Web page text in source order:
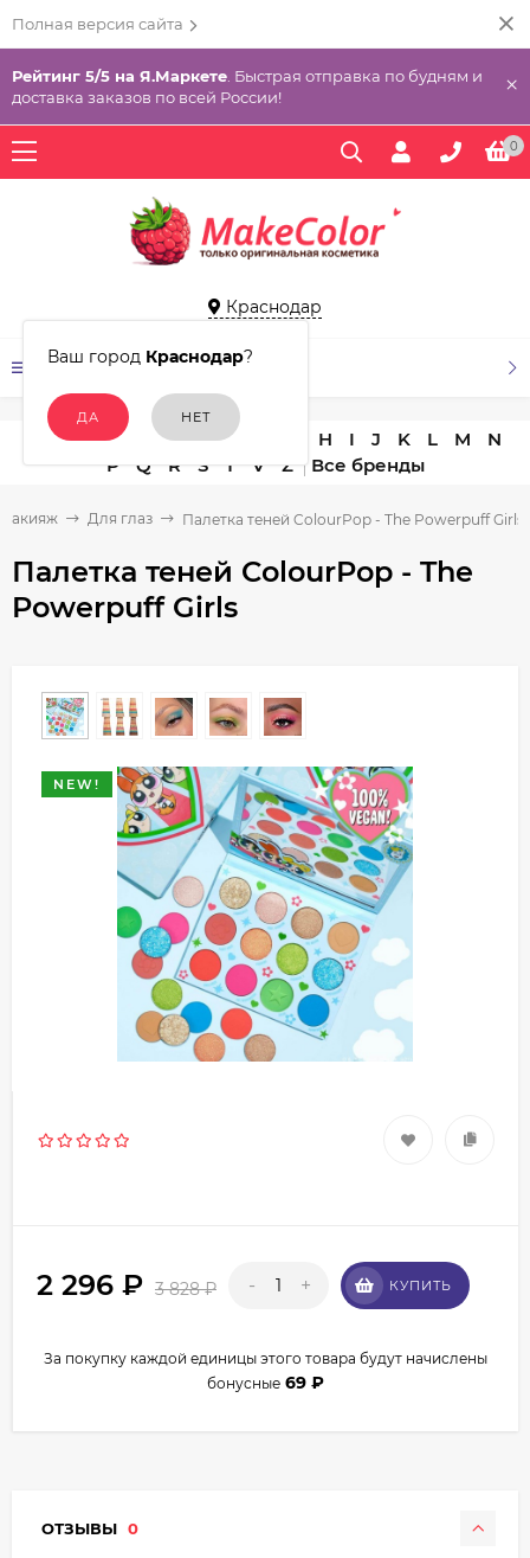
Полная версия сайта
Рейтинг 5/5 на Я.Маркете . Быстрая отправка по будням и
доставка заказов по всей России!
×
0
Краснодар
Ваш город Краснодар?
КАТАЛОГ ТОВАРОВ
A C D E H I J K L M
N
P
Q R S T V Z
Для глаз Палетка теней ColourPop - The Powerpuff Girls
Палетка теней ColourPop - The
Powerpuff Girls
NEW!
2 296 ₽ 3 828₽ - + КУПИТЬ
За покупку каждой единицы этого товара будут начислены
бонусные 69 ₽
ОТЗЫВЫ 0